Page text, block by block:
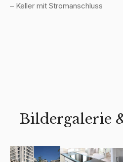
– Keller mit Stromanschluss
Bildergalerie